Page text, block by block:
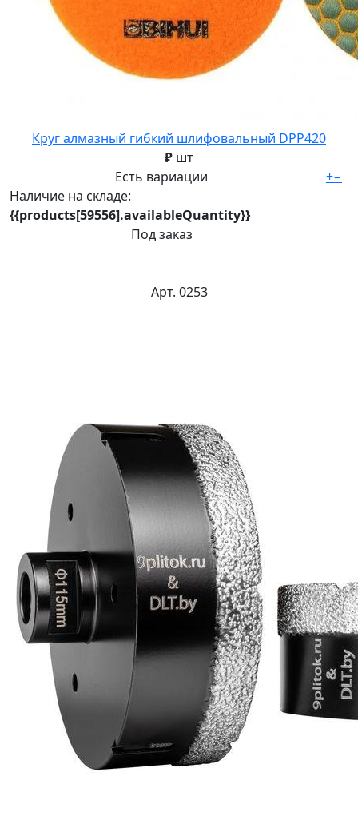
Круг алмазный гибкий шлифовальный DPP420
₽ шт
Есть вариации
Наличие на складе:
{{products[59556].availableQuantity}}
Под заказ
+−
Арт. 0253